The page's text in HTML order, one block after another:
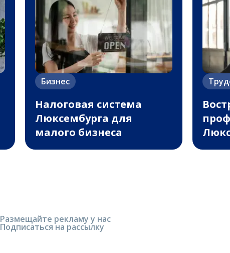
Бизнес
Налоговая система
Люксембурга для
малого бизнеса
Размещайте рекламу у нас
Подписаться на рассылку